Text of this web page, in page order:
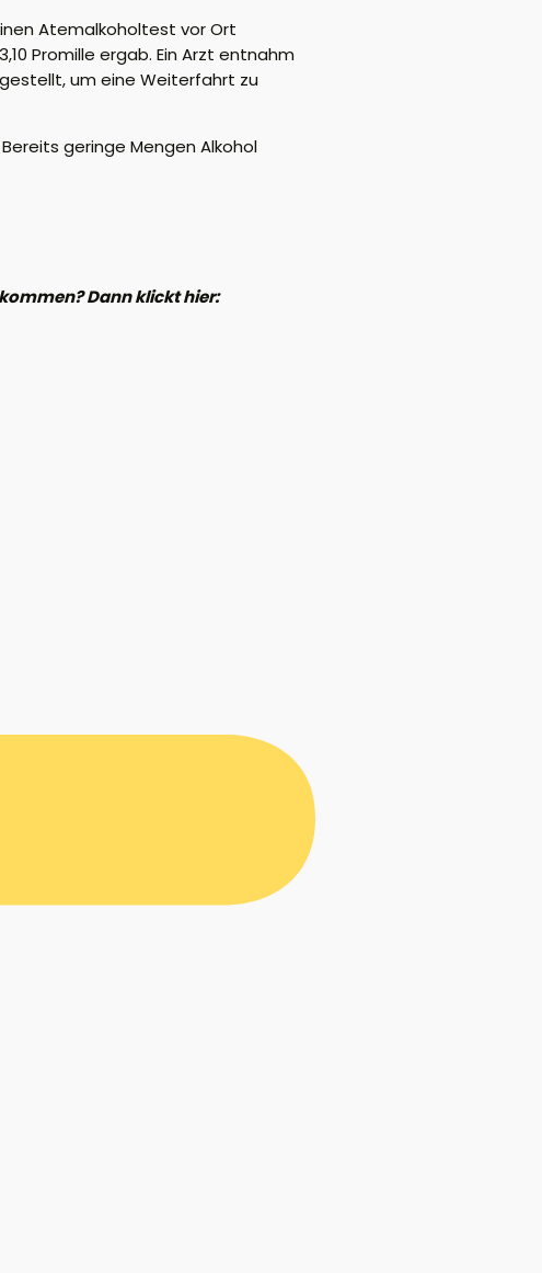
Atemalkoholtest vor Ort
Promille ergab. Ein Arzt entnahm
um eine Weiterfahrt zu
geringe Mengen Alkohol
Dann klickt hier: